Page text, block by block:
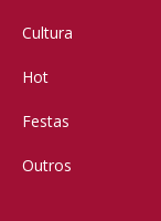
Cultura
Hot
Festas
Outros